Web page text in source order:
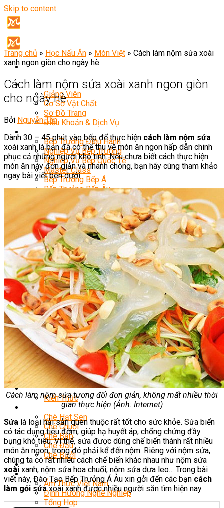
Skip to content
Giới Thiệu
Giảng Viên
Cơ Sở Vật Chất
Sơ Đồ Trang
Điều Khoản & Dịch Vụ
Khóa Học
Bếp Trưởng Điều Hành
Nghiệp Vụ Bếp Trưởng
Nghiệp Vụ Bếp Quốc Tế
Master Class
Bếp Trưởng Bếp Á
Bếp Trưởng Bếp Âu
Bếp Trưởng Bếp Nhật
Bếp Trưởng Bếp Việt
Bếp Trưởng Bếp Hoa
Nghiệp Vụ Bếp Hàn
Nghiệp Vụ Bếp Thái
Nghiệp Vụ Quản Lý Bếp
Nghiệp Vụ Bếp Phụ
Khóa Học Eat Clean
Khóa Học Food Stylist
Khởi Sự Kinh Doanh Nhà Hàng
Nghiệp Vụ Bếp Chay
Điểm Tâm Hồng Kông
Học Cắt Tỉa Rau Củ Quả
Học Nấu Ăn Gia Đình
Học Mở Quán Kinh Doanh
Khóa Học Khởi Sự Kinh Doanh Ngành F&B
Bí Quyết Kinh Doanh Và Vận Hành Mô Hình Ẩm
Thực
Khai Giảng
Mẹo Nấu Ăn
Nghề Bếp
Kiến Thức
Học Nấu Chè
Chè Hạt Sen
Chè Chuối
Chè Bắp
Chè Đậu
Chè Bưởi
Món Ngon Mỗi Ngày
Tin Tức
Ẩm Thực Việt Nam
Định Hướng Nghề Nghiệp
Tổng Hợp
Trang chủ » Học Nấu Ăn » Món Việt » Cách làm nộm sứa xoài
xanh ngon giòn cho ngày hè
Cách làm nộm sứa xoài xanh ngon giòn
cho ngày hè
Bởi Nguyễn Tân
Dành 30 – 45 phút vào bếp để thực hiện cách làm nộm sứa
xoài xanh là bạn đã có thể thu về món ăn ngon hấp dẫn chinh
phục cả những người khó tính. Nếu chưa biết cách thực hiện
món ăn này đơn giản và nhanh chóng, bạn hãy cùng tham khảo
ngay bài viết bên dưới.
Cách làm nộm sứa tương đối đơn giản, không mất nhiều thời
gian thực hiện (Ảnh: Internet)
Sứa là loại hải sản quen thuộc rất tốt cho sức khỏe. Sứa biển
có tác dụng tiêu đờm, giúp hạ huyết áp, chống chứng đầy
bụng khó tiêu. Vì thế, sứa được dùng chế biến thành rất nhiều
món ăn ngon, trong đó phải kể đến nộm. Riêng với nộm sứa,
chúng ta có rất nhiều cách chế biến khác nhau như nộm sứa
xoài xanh, nộm sứa hoa chuối, nộm sứa dưa leo… Trong bài
viết này, Đào Tạo Bếp Trưởng Á Âu xin gởi đến các bạn cách
làm gỏi sứaxoài xanh được nhiều người săn tìm hiện nay.